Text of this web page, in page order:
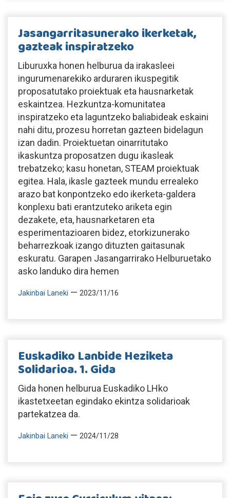
Jasangarritasunerako ikerketak,
gazteak inspiratzeko
Liburuxka honen helburua da irakasleei
ingurumenarekiko arduraren ikuspegitik
proposatutako proiektuak eta hausnarketak
eskaintzea. Hezkuntza-komunitatea
inspiratzeko eta laguntzeko baliabideak eskaini
nahi ditu, prozesu horretan gazteen bidelagun
izan dadin. Proiektuetan oinarritutako
ikaskuntza proposatzen dugu ikasleak
trebatzeko; kasu honetan, STEAM proiektuak
egitea. Hala, ikasle gazteek mundu errealeko
arazo bat konpontzeko edo ikerketa-galdera
konplexu bati erantzuteko ariketa egin
dezakete, eta, hausnarketaren eta
esperimentazioaren bidez, etorkizunerako
beharrezkoak izango dituzten gaitasunak
eskuratu. Garapen Jasangarrirako Helburuetako
asko landuko dira hemen
Jakinbai Laneki — 2023/11/16
Euskadiko Lanbide Heziketa
Solidarioa. 1. Gida
Gida honen helburua Euskadiko LHko
ikastetxeetan egindako ekintza solidarioak
partekatzea da.
Jakinbai Laneki — 2024/11/28